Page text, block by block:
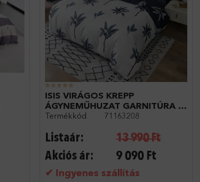
ISIS VIRÁGOS KREPP
ÁGYNEMŰHUZAT GARNITÚRA 3
RÉSZES
Termékkód 71163208
Listaár: 13 990Ft
Akciós ár:
9 090 Ft
✔ Ingyenes szállítás